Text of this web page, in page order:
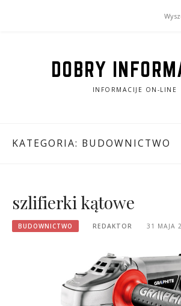
DOBRY
INFORMACIJE ON-LINE
KATEGORIA: BUDOWNICTWO
szlifierki kątowe
BUDOWNICTWO REDAKTOR 31 MAJA